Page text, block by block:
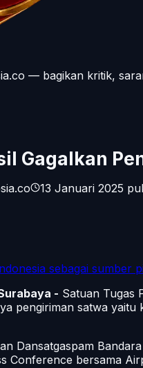
— bagikan kritik,
Gagalkan
13 Januari 2025
sebagai sumber
- Satuan Tugas
pengiriman satwa
Dansatgaspam
Conference bersama